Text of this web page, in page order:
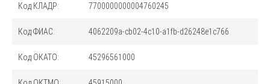
Код КЛАДР: 7700000000004760245
КодФИАС: 4062209a-cb02-4c10-a1fb-d26248e1c766
Код ОКАТО: 45296561000